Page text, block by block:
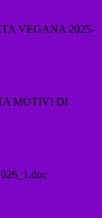
VEGANA 2025-
MOTIVI DI